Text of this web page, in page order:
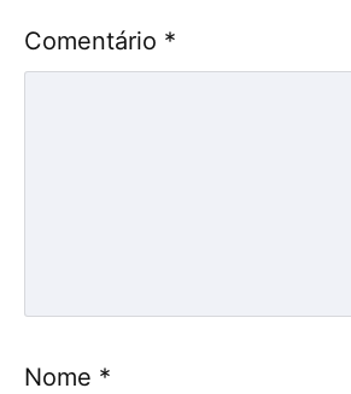
Comentário *
Nome *